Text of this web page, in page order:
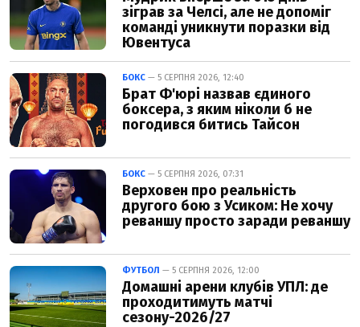
зіграв за Челсі, але не допоміг
команді уникнути поразки від
Ювентуса
БОКС — 5 СЕРПНЯ 2026, 12:40
Брат Ф'юрі назвав єдиного
боксера, з яким ніколи б не
погодився битись Тайсон
БОКС — 5 СЕРПНЯ 2026, 07:31
Верховен про реальність
другого бою з Усиком: Не хочу
реваншу просто заради реваншу
ФУТБОЛ — 5 СЕРПНЯ 2026, 12:00
Домашні арени клубів УПЛ: де
проходитимуть матчі
сезону-2026/27